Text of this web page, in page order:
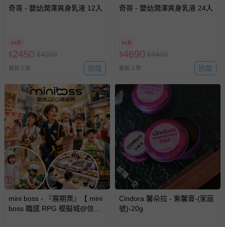
奇哥 - 嬰幼潤澤爽身乳液 12入
58折
$2450 $4200
最新上架 追蹤
奇哥 - 嬰幼潤澤爽身乳液 24入
56折
$4690 $8400
最新上架 追蹤
mini boss - 『展期票』【 mini
boss 職感 RPG 模擬城@信義
搶購一空
Cindora 馨朵拉 - 紫馨膏-(家庭
號)-20g